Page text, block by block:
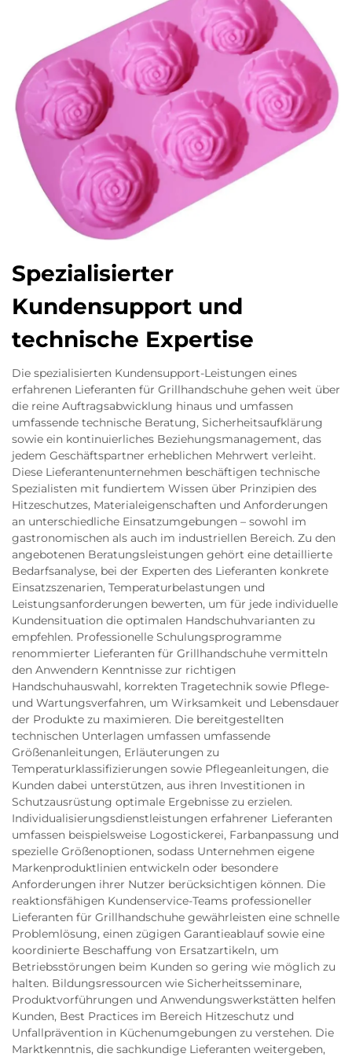
Spezialisierter
Kundensupport und
technische Expertise
Die spezialisierten Kundensupport-Leistungen eines
erfahrenen Lieferanten für Grillhandschuhe gehen weit über
die reine Auftragsabwicklung hinaus und umfassen
umfassende technische Beratung, Sicherheitsaufklärung
sowie ein kontinuierliches Beziehungsmanagement, das
jedem Geschäftspartner erheblichen Mehrwert verleiht.
Diese Lieferantenunternehmen beschäftigen technische
Spezialisten mit fundiertem Wissen über Prinzipien des
Hitzeschutzes, Materialeigenschaften und Anforderungen
an unterschiedliche Einsatzumgebungen – sowohl im
gastronomischen als auch im industriellen Bereich. Zu den
angebotenen Beratungsleistungen gehört eine detaillierte
Bedarfsanalyse, bei der Experten des Lieferanten konkrete
Einsatzszenarien, Temperaturbelastungen und
Leistungsanforderungen bewerten, um für jede individuelle
Kundensituation die optimalen Handschuhvarianten zu
empfehlen. Professionelle Schulungsprogramme
renommierter Lieferanten für Grillhandschuhe vermitteln
den Anwendern Kenntnisse zur richtigen
Handschuhauswahl, korrekten Tragetechnik sowie Pflege-
und Wartungsverfahren, um Wirksamkeit und Lebensdauer
der Produkte zu maximieren. Die bereitgestellten
technischen Unterlagen umfassen umfassende
Größenanleitungen, Erläuterungen zu
Temperaturklassifizierungen sowie Pflegeanleitungen, die
Kunden dabei unterstützen, aus ihren Investitionen in
Schutzausrüstung optimale Ergebnisse zu erzielen.
Individualisierungsdienstleistungen erfahrener Lieferanten
umfassen beispielsweise Logostickerei, Farbanpassung und
spezielle Größenoptionen, sodass Unternehmen eigene
Markenproduktlinien entwickeln oder besondere
Anforderungen ihrer Nutzer berücksichtigen können. Die
reaktionsfähigen Kundenservice-Teams professioneller
Lieferanten für Grillhandschuhe gewährleisten eine schnelle
Problemlösung, einen zügigen Garantieablauf sowie eine
koordinierte Beschaffung von Ersatzartikeln, um
Betriebsstörungen beim Kunden so gering wie möglich zu
halten. Bildungsressourcen wie Sicherheitsseminare,
Produktvorführungen und Anwendungswerkstätten helfen
Kunden, Best Practices im Bereich Hitzeschutz und
Unfallprävention in Küchenumgebungen zu verstehen. Die
Marktkenntnis, die sachkundige Lieferanten weitergeben,